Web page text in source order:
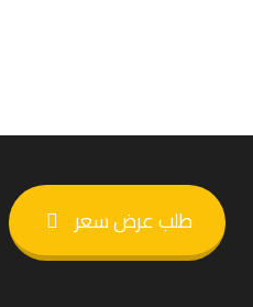
طلب عرض سعر